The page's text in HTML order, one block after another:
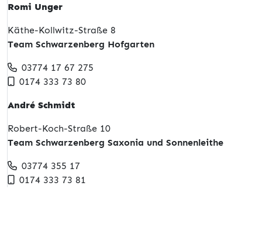
Romi Unger
Käthe-Kollwitz-Straße 8
Team Schwarzenberg Hofgarten
03774 17 67 275
0174 333 73 80
André Schmidt
Robert-Koch-Straße 10
Team Schwarzenberg Saxonia und Sonnenleithe
03774 355 17
0174 333 73 81